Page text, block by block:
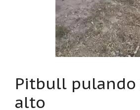
Pitbull pulando
alto